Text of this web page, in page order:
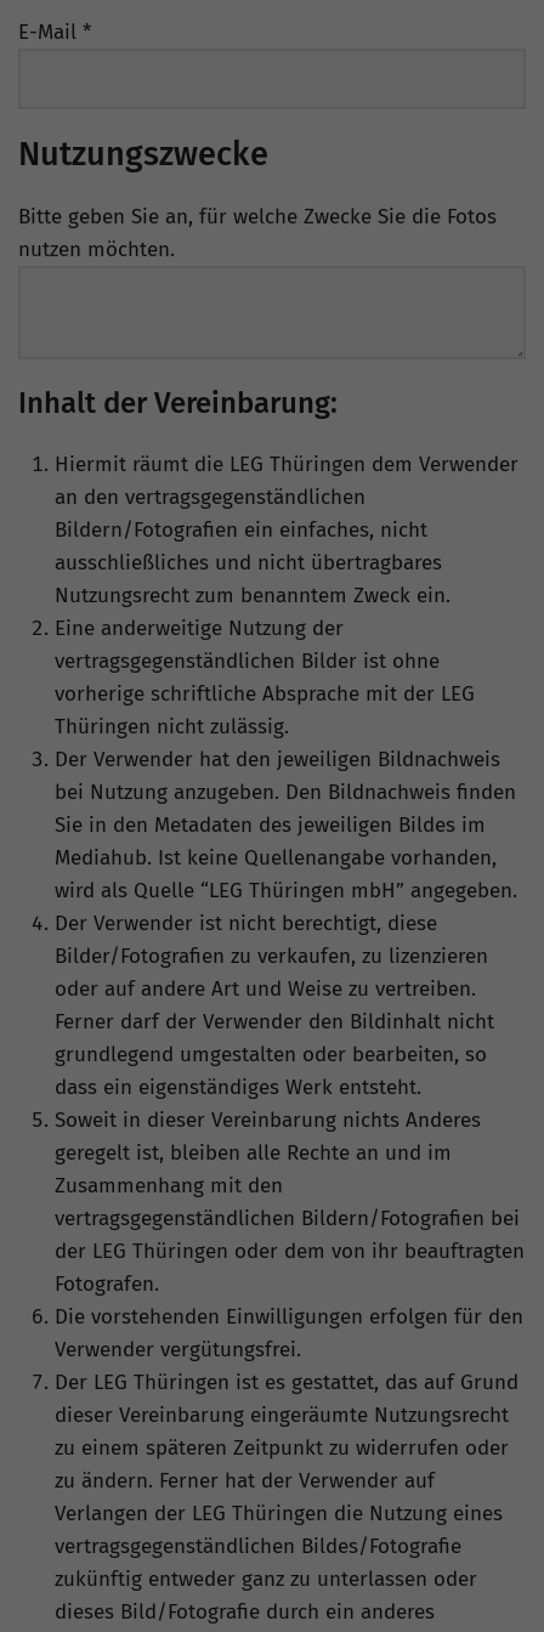
E-Mail *
Nutzungszwecke
Bitte geben Sie an, für welche Zwecke Sie die Fotos
nutzen möchten.
Inhalt der Vereinbarung:
Hiermit räumt die LEG Thüringen dem Verwender
an den vertragsgegenständlichen
Bildern/Fotografien ein einfaches, nicht
ausschließliches und nicht übertragbares
Nutzungsrecht zum benanntem Zweck ein.
Eine anderweitige Nutzung der
vertragsgegenständlichen Bilder ist ohne
vorherige schriftliche Absprache mit der LEG
Thüringen nicht zulässig.
Der Verwender hat den jeweiligen Bildnachweis
bei Nutzung anzugeben. Den Bildnachweis finden
Sie in den Metadaten des jeweiligen Bildes im
Mediahub. Ist keine Quellenangabe vorhanden,
wird als Quelle “LEG Thüringen mbH” angegeben.
Der Verwender ist nicht berechtigt, diese
Bilder/Fotografien zu verkaufen, zu lizenzieren
oder auf andere Art und Weise zu vertreiben.
Ferner darf der Verwender den Bildinhalt nicht
grundlegend umgestalten oder bearbeiten, so
dass ein eigenständiges Werk entsteht.
Soweit in dieser Vereinbarung nichts Anderes
geregelt ist, bleiben alle Rechte an und im
Zusammenhang mit den
vertragsgegenständlichen Bildern/Fotografien bei
der LEG Thüringen oder dem von ihr beauftragten
Fotografen.
Die vorstehenden Einwilligungen erfolgen für den
Verwender vergütungsfrei.
Der LEG Thüringen ist es gestattet, das auf Grund
dieser Vereinbarung eingeräumte Nutzungsrecht
zu einem späteren Zeitpunkt zu widerrufen oder
zu ändern. Ferner hat der Verwender auf
Verlangen der LEG Thüringen die Nutzung eines
vertragsgegenständlichen Bildes/Fotografie
zukünftig entweder ganz zu unterlassen oder
dieses Bild/Fotografie durch ein anderes